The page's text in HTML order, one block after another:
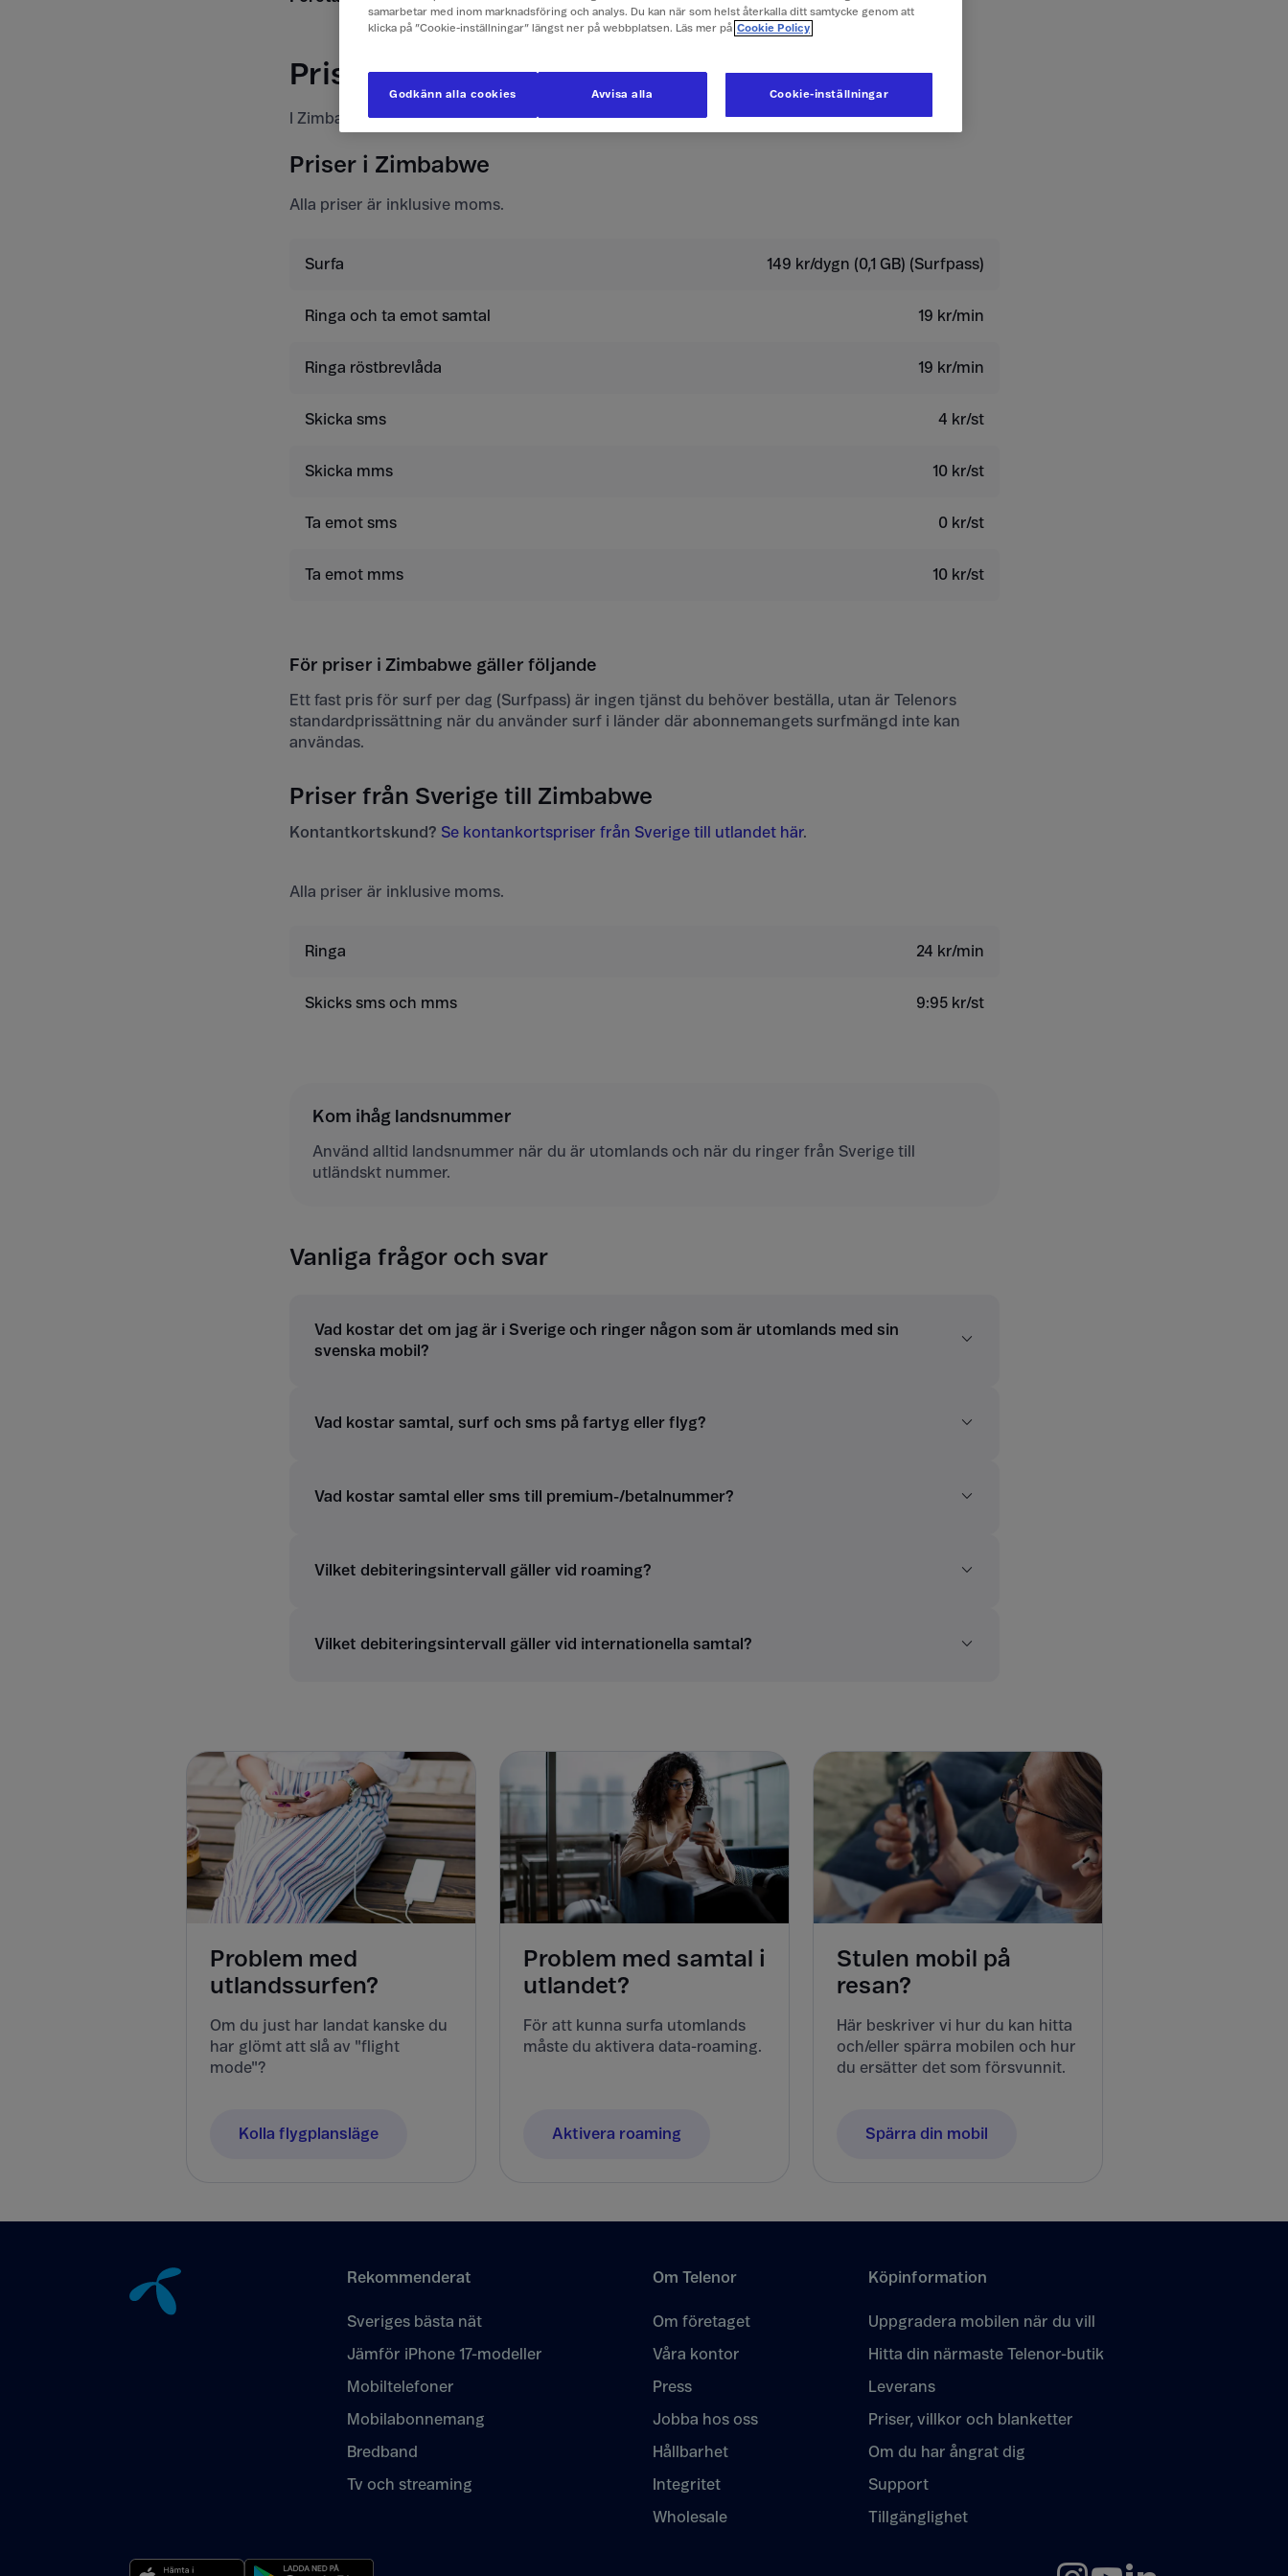
Priser för mobilabonnemang
I Zimbabwe kan du tyvärr inte använda ditt kontantkort.
Priser i Zimbabwe
Alla priser är inklusive moms.
Surfa 149 kr/dygn (0,1 GB) (Surfpass)
Ringa och ta emot samtal 19 kr/min
Ringa röstbrevlåda 19 kr/min
Skicka sms 4 kr/st
Skicka mms 10 kr/st
Ta emot sms 0 kr/st
Ta emot mms 10 kr/st
För priser i Zimbabwe gäller följande
Ett fast pris för surf per dag (Surfpass) är ingen tjänst du behöver beställa, utan är Telenors
standardprissättning när du använder surf i länder där abonnemangets surfmängd inte kan
användas.
Priser från Sverige till Zimbabwe
Kontantkortskund? Se kontankortspriser från Sverige till utlandet här.
Alla priser är inklusive moms.
Ringa 24 kr/min
Skicks sms och mms 9:95 kr/st
Kom ihåg landsnummer
Använd alltid landsnummer när du är utomlands och när du ringer från Sverige till
utländskt nummer.
Vanliga frågor och svar
Vad kostar det om jag är i Sverige och ringer någon som är utomlands med sin
svenska mobil?
Vad kostar samtal, surf och sms på fartyg eller flyg?
Vad kostar samtal eller sms till premium-/betalnummer?
Vilket debiteringsintervall gäller vid roaming?
Vilket debiteringsintervall gäller vid internationella samtal?
Problem med
utlandssurfen?
Om du just har landat kanske du
har glömt att slå av "flight
mode"?
Kolla flygplansläge
Problem med samtal i
utlandet?
För att kunna surfa utomlands
måste du aktivera data-roaming.
Aktivera roaming
Stulen mobil på
resan?
Här beskriver vi hur du kan hitta
och/eller spärra mobilen och hur
du ersätter det som försvunnit.
Spärra din mobil
Rekommenderat
Sveriges bästa nät
Jämför iPhone 17-modeller
Mobiltelefoner
Mobilabonnemang
Bredband
Tv och streaming
Om Telenor
Om företaget
Våra kontor
Press
Jobba hos oss
Hållbarhet
Integritet
Wholesale
Köpinformation
Uppgradera mobilen när du vill
Hitta din närmaste Telenor-butik
Leverans
Priser, villkor och blanketter
Om du har ångrat dig
Support
Tillgänglighet
samarbetar med inom marknadsföring och analys. Du kan när som helst återkalla ditt samtycke genom att
klicka på ”Cookie-inställningar” längst ner på webbplatsen. Läs mer på Cookie Policy
Cookie-inställningar
Avvisa alla
Godkänn alla cookies